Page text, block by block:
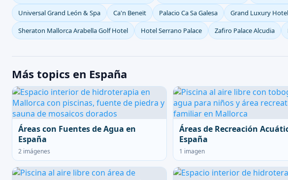
Universal Grand León & Spa
Ca'n Beneït Palacio Ca Sa Galesa Grand Luxury
Sheraton Mallorca Arabella Golf Hotel
Hotel Serrano Palace Zafiro Palace Alcudia
Más topics en España
Áreas con Fuentes de Agua en
España
2 imágenes
Áreas de Recreación
España
1 imagen